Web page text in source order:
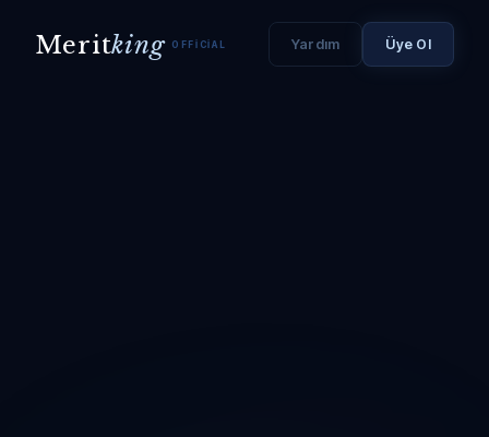
Meritking OFFICIAL Yardım Üye Ol